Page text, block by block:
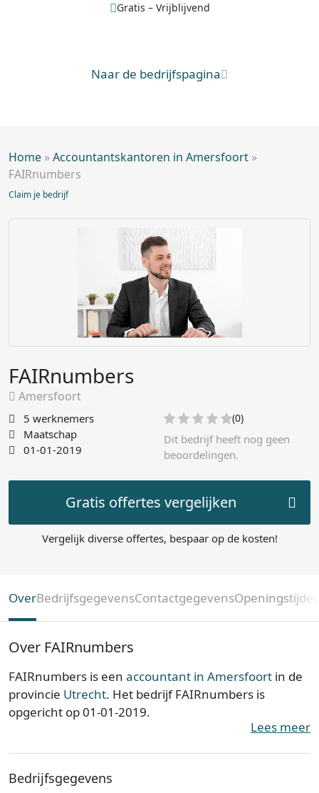
Gratis – Vrijblijvend
Naar de bedrijfspagina
Home »Accountantskantoren in Amersfoort »
FAIRnumbers
Claim je bedrijf
FAIRnumbers
Amersfoort
5 werknemers
Maatschap
01-01-2019
(0)
Dit bedrijf heeft nog geen
beoordelingen.
Gratis offertes vergelijken
Vergelijk diverse offertes, bespaar op de kosten!
OverBedrijfsgegevensContactgegevens
Over FAIRnumbers
FAIRnumbers is een accountant in Amersfoort in de
provincie Utrecht. Het bedrijf FAIRnumbers is
opgericht op 01-01-2019.
nummer 73538388. De ondernemingsvorm is een
Lees meer
Bedrijfsgegevens